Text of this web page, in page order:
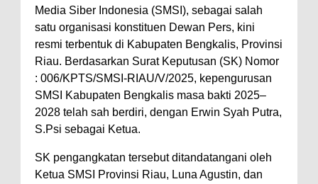
Media Siber Indonesia (SMSI), sebagai salah
satu organisasi konstituen Dewan Pers, kini
resmi terbentuk di Kabupaten Bengkalis, Provinsi
Riau. Berdasarkan Surat Keputusan (SK) Nomor
: 006/KPTS/SMSI-RIAU/V/2025, kepengurusan
SMSI Kabupaten Bengkalis masa bakti 2025–
2028 telah sah berdiri, dengan Erwin Syah Putra,
S.Psi sebagai Ketua.
SK pengangkatan tersebut ditandatangani oleh
Ketua SMSI Provinsi Riau, Luna Agustin, dan